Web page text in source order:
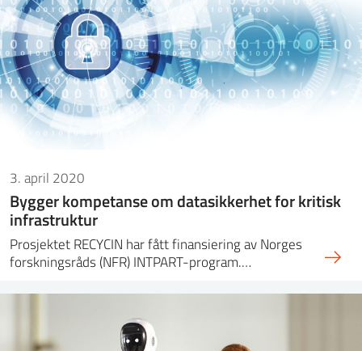
3. april 2020
Bygger kompetanse om datasikkerhet for kritisk
infrastruktur
Prosjektet RECYCIN har fått finansiering av Norges
forskningsråds (NFR) INTPART-program.…